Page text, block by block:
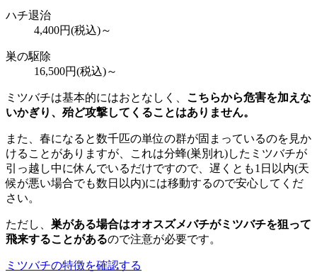
ハチ退治
4,400円(税込)～
巣の駆除
16,500円(税込)～
ミツバチは基本的にはおとなしく、 こちらから危害を加えな
いかぎり、殆ど攻撃してくることはありません。
また、春になると数千匹の単位の群が固まっているのを見か
けることがありますが、これは分蜂(巣別れ)したミツバチが
引っ越し中に休んでいるだけですので、遅くとも1日以内(天
候が悪い場合でも数日以内)には移動するので安心してくだ
さい。
ただし、 巣がある場合はオオスズメバチがミツバチを狙って
飛来することがあるので注意が必要です。
ミツバチの特徴を確認する